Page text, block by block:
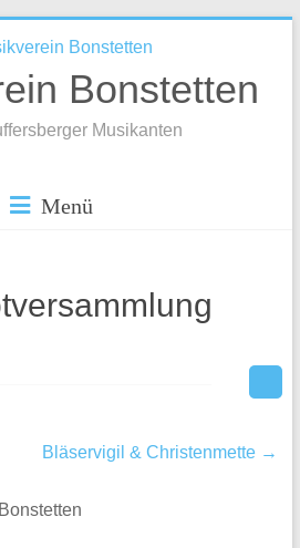
Bonstetten
Musikanten
Menü
Bläservigil & Christenmette →